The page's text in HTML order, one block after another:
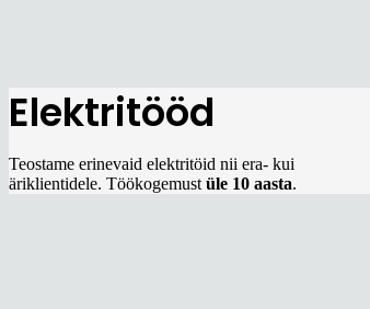
Elektritööd
Teostame erinevaid elektritöid nii era- kui
äriklientidele. Töökogemust üle 10 aasta.